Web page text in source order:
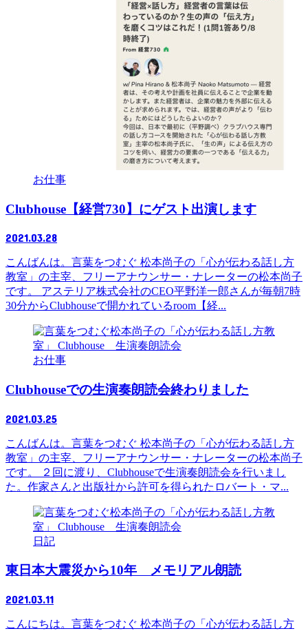
お仕事
Clubhouse【経営730】にゲスト出演します
2021.03.28
こんばんは。言葉をつむぐ 松本尚子の「心が伝わる話し方
教室」の主宰、フリーアナウンサー・ナレーターの松本尚子
です。 アステリア株式会社のCEO平野洋一郎さんが毎朝7時
30分からClubhouseで開かれているroom【経...
お仕事
Clubhouseでの生演奏朗読会終わりました
2021.03.25
こんばんは。言葉をつむぐ 松本尚子の「心が伝わる話し方
教室」の主宰、フリーアナウンサー・ナレーターの松本尚子
です。 ２回に渡り、Clubhouseで生演奏朗読会を行いまし
た。作家さんと出版社から許可を得られたロバート・マ...
日記
東日本大震災から10年 メモリアル朗読
2021.03.11
こんにちは。言葉をつむぐ 松本尚子の「心が伝わる話し方